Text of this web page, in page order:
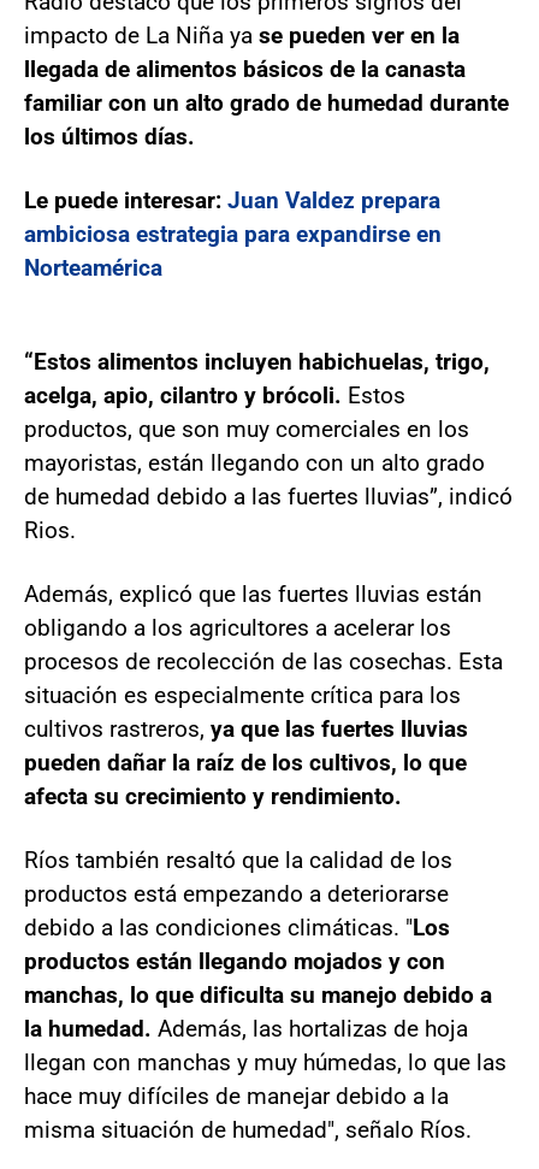
impacto de La Niña ya se pueden ver en la
llegada de alimentos básicos de la canasta
familiar con un alto grado de humedad durante
los últimos días.
Le puede interesar: Juan Valdez prepara
ambiciosa estrategia para expandirse en
Norteamérica
“Estos alimentos incluyen habichuelas, trigo,
acelga, apio, cilantro y brócoli. Estos
productos, que son muy comerciales en los
mayoristas, están llegando con un alto grado
de humedad debido a las fuertes lluvias”, indicó
Rios.
Además, explicó que las fuertes lluvias están
obligando a los agricultores a acelerar los
procesos de recolección de las cosechas. Esta
situación es especialmente crítica para los
cultivos rastreros, ya que las fuertes lluvias
pueden dañar la raíz de los cultivos, lo que
afecta su crecimiento y rendimiento.
Ríos también resaltó que la calidad de los
productos está empezando a deteriorarse
debido a las condiciones climáticas. "Los
productos están llegando mojados y con
manchas, lo que dificulta su manejo debido a
la humedad. Además, las hortalizas de hoja
llegan con manchas y muy húmedas, lo que las
hace muy difíciles de manejar debido a la
misma situación de humedad", señalo Ríos.